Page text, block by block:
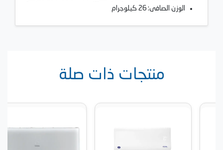
الوزن الصافى: 26 كيلوجرام
منتجات ذات صلة